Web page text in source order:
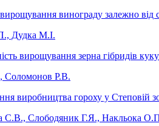
винограду залежно
Дудка М.І.
вирощування зерна гібридів
Соломонов Р.В.
виробництва гороху у Степовій
С.В., Слободяник Г.Я., Накльока